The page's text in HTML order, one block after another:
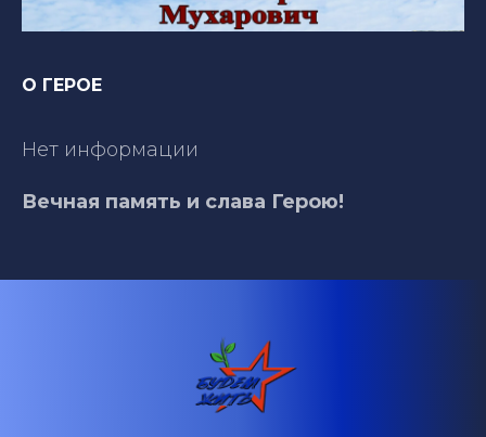
О ГЕРОЕ
Нет информации
Вечная память и слава Герою!